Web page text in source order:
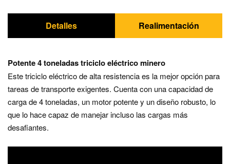
Detalles Realimentación
Potente 4 toneladas triciclo eléctrico minero
Este triciclo eléctrico de alta resistencia es la mejor opción para
tareas de transporte exigentes. Cuenta con una capacidad de
carga de 4 toneladas, un motor potente y un diseño robusto, lo
que lo hace capaz de manejar incluso las cargas más
desafiantes.